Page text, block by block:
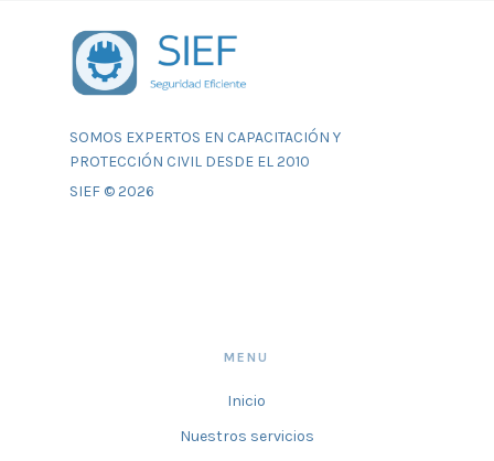
SOMOS EXPERTOS EN CAPACITACIÓN Y
PROTECCIÓN CIVIL DESDE EL 2010
SIEF © 2026
MENU
Inicio
Nuestros servicios